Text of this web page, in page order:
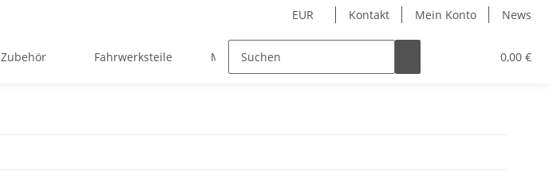
EUR Kontakt Mein Konto News
0,00 €
Zubehör Fahrwerksteile Merchandise